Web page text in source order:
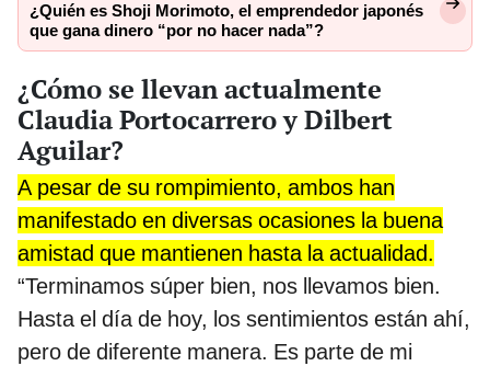
¿Quién es Shoji Morimoto, el emprendedor japonés
que gana dinero “por no hacer nada”?
¿Cómo se llevan actualmente
Claudia Portocarrero y Dilbert
Aguilar?
A pesar de su rompimiento, ambos han
manifestado en diversas ocasiones la buena
amistad que mantienen hasta la actualidad.
“Terminamos súper bien, nos llevamos bien.
Hasta el día de hoy, los sentimientos están ahí,
pero de diferente manera. Es parte de mi